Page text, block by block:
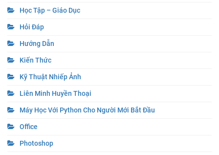
Học Tập – Giáo Dục
Hỏi Đáp
Hướng Dẫn
Kiến Thức
Kỹ Thuật Nhiếp Ảnh
Liên Minh Huyền Thoại
Máy Học Với Python Cho Người Mới Bắt Đầu
Office
Photoshop